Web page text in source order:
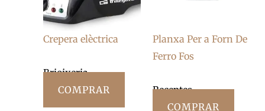
Crepera elèctrica
Brioixeria
COMPRAR
Planxa Per a Forn De
Ferro Fos
Receptes
COMPRAR